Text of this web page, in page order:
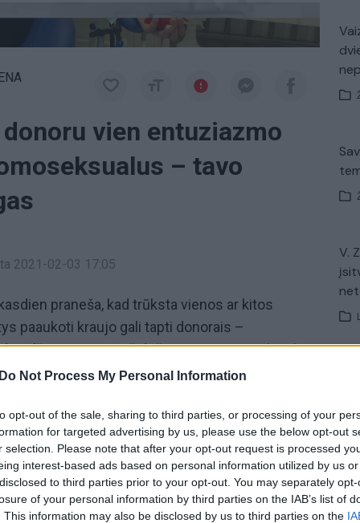
Do Not Process My Personal Information
opt-out of the sale, sharing to third parties, or processing of your
for targeted advertising by us, please use the below opt-out
selection. Please note that after your opt-out request is processed
interest-based ads based on personal information utilized by us
to third parties prior to your opt-out. You may separately
of your personal information by third parties on the IAB’s list of
This information may also be disclosed by us to third parties on the
vien entuziazmo
– tavo
2021-02-03 17:05
praneša, kad trūksta vienos ar kitos
paaukoti kraujo gali tapti donorais –
Dar prieš dešimtmetįLygių galimybių
kad rizikos veiksniu turėtų būti laikomas
elgesys, o ne jo seksualinė orientacija,
galioja, o kraujo donorais norintiems tapti
donoro anketas tenka meluoti.
Homoseksualumas
V.